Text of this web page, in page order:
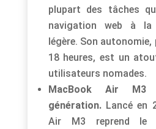
plupart des tâches
navigation web à la
légère. Son
18 heures, est un
utilisateurs nomades.
MacBook Air
génération.Lancé en
Air M3 reprend le